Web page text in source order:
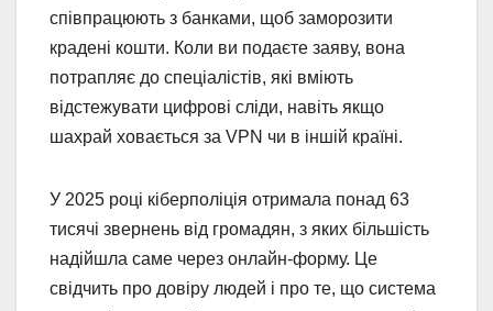
співпрацюють з банками, щоб заморозити
крадені кошти. Коли ви подаєте заяву, вона
потрапляє до спеціалістів, які вміють
відстежувати цифрові сліди, навіть якщо
шахрай ховається за VPN чи в іншій країні.
У 2025 році кіберполіція отримала понад 63
тисячі звернень від громадян, з яких більшість
надійшла саме через онлайн-форму. Це
свідчить про довіру людей і про те, що система